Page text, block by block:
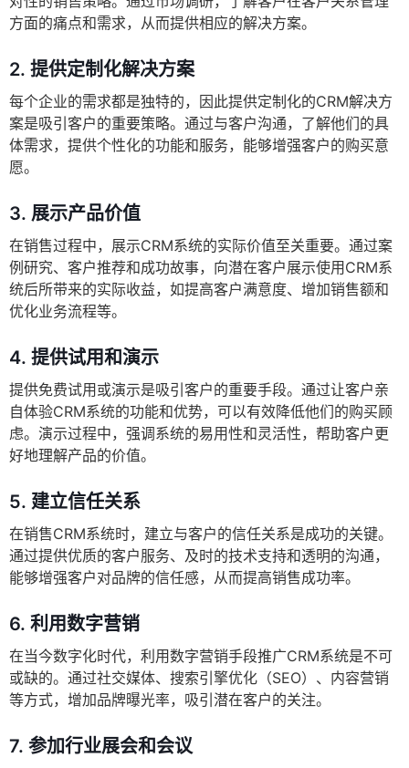
方面的痛点和需求，从而提供相应的解决方案。
2. 提供定制化解决方案
每个企业的需求都是独特的，因此提供定制化的CRM解决方
案是吸引客户的重要策略。通过与客户沟通，了解他们的具
体需求，提供个性化的功能和服务，能够增强客户的购买意
愿。
3. 展示产品价值
在销售过程中，展示CRM系统的实际价值至关重要。通过案
例研究、客户推荐和成功故事，向潜在客户展示使用CRM系
统后所带来的实际收益，如提高客户满意度、增加销售额和
优化业务流程等。
4. 提供试用和演示
提供免费试用或演示是吸引客户的重要手段。通过让客户亲
自体验CRM系统的功能和优势，可以有效降低他们的购买顾
虑。演示过程中，强调系统的易用性和灵活性，帮助客户更
好地理解产品的价值。
5. 建立信任关系
在销售CRM系统时，建立与客户的信任关系是成功的关键。
通过提供优质的客户服务、及时的技术支持和透明的沟通，
能够增强客户对品牌的信任感，从而提高销售成功率。
6. 利用数字营销
在当今数字化时代，利用数字营销手段推广CRM系统是不可
或缺的。通过社交媒体、搜索引擎优化（SEO）、内容营销
等方式，增加品牌曝光率，吸引潜在客户的关注。
7. 参加行业展会和会议